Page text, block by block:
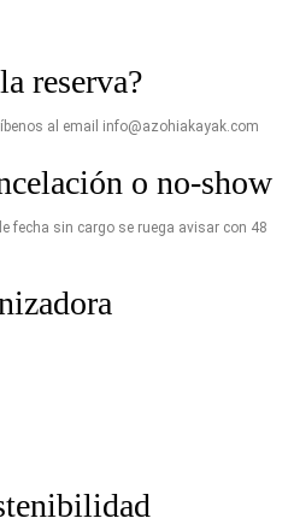
reserva?
al email info@azohiakayak.com
o no-show
fecha sin cargo se ruega avisar con 48